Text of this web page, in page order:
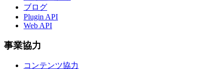
ブログ
Plugin API
Web API
事業協力
コンテンツ協力